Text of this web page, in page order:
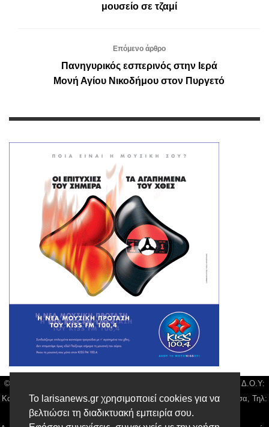
Το larisanews.gr χρησιμοποιεί cookies για να
βελτιώσει τη διαδικτυακή εμπειρία σου.
μουσείο σε τζαμί
Επόμενο άρθρο
Πανηγυρικός εσπερινός στην Ιερά
Μονή Αγίου Νικοδήμου στον Πυργετό
© Larisa News | Διακριτικός Τίτλος: Orion Media, ΑΦΜ: 043750542, Δ.Ο.Υ:
Καρδίτσας, Υπο/μα Λάρισας, Δ/νση: Φαρμακίδου 36 τ.κ 41222 Λάρισα, Τηλ:
2410 259100, email: news@larisanews.gr